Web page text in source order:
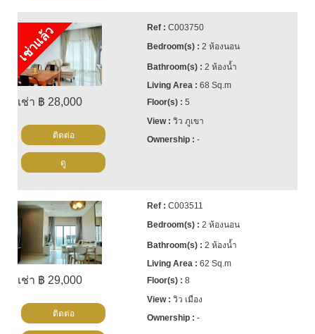
เช่าแล้ว
เช่า ฿ 28,000
C003750
2 ห้องนอน
2 ห้องน้ำ
68 Sq.m
5
วิว ภูเขา
-
ติดต่อ
ดู
เช่า ฿ 29,000
C003511
2 ห้องนอน
2 ห้องน้ำ
62 Sq.m
8
วิว เมือง
-
ติดต่อ